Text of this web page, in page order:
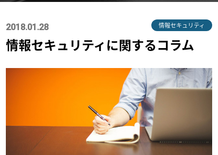
2018.01.28
情報セキュリティに関するコラム
情報セキュリティ